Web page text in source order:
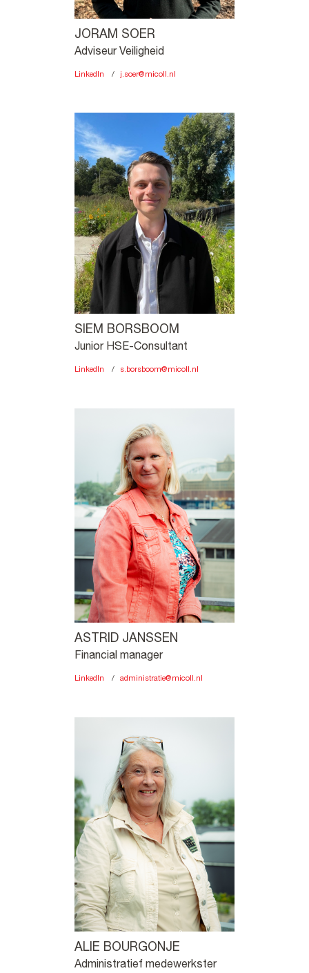
JORAM SOER
Adviseur Veiligheid
LinkedIn j.soer@micoll.nl
SIEM BORSBOOM
Junior HSE-Consultant
LinkedIn s.borsboom@micoll.nl
ASTRID JANSSEN
Financial manager
LinkedIn administratie@micoll.nl
ALIE BOURGONJE
Administratief medewerkster